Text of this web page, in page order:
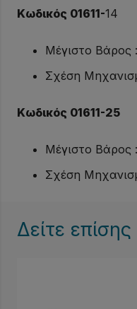
Κωδικός 01611-14
Μέγιστο Βάρος
Σχέση
Κωδικός 01611-25
Μέγιστο Βάρος
Σχέση
Δείτε επίσης